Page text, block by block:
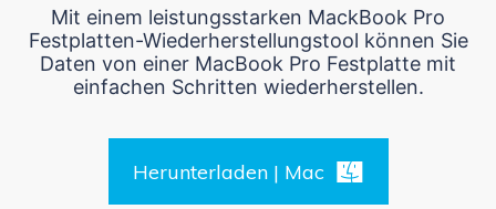
Shop
Support
Kostenlos Testen
wiederherstellen
Gel?schte Medien wiederherstellen
Exklusive Wiederherstellungsl?sungen Neu
Dokumente wiederherstellen
Warum Recoverit
Experte für Datenrettung
Kundengeschichten
Mit einem leistungsstarken MackBook Pro
Festplatten-Wiederherstellungstool können Sie
Daten von einer MacBook Pro Festplatte mit
einfachen Schritten wiederherstellen.
Herunterladen | Mac